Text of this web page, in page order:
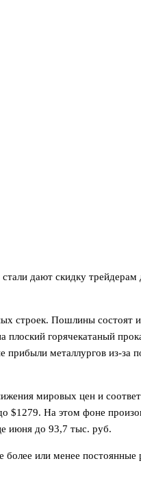
дают скидку трейдерам
строек. Пошлины состоят
плоский горячекатаный
металлургов из-за
мировых цен и
$1279. На этом фоне
июня до 93,7 тыс. руб.
или менее постоянные